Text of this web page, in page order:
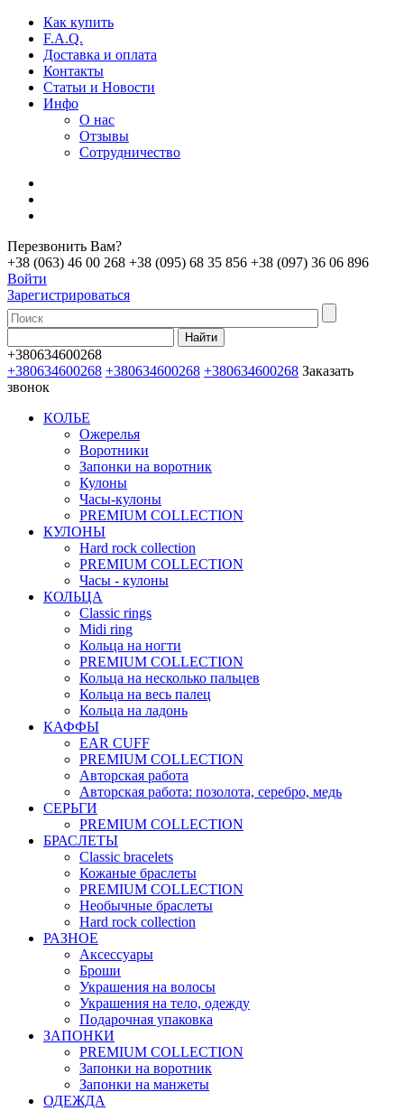
Как купить
F.A.Q.
Доставка и оплата
Контакты
Статьи и Новости
Инфо
О нас
Отзывы
Сотрудничество
Перезвонить Вам?
+38 (063) 46 00 268 +38 (095) 68 35 856 +38 (097) 36 06 896
Войти
Зарегистрироваться
+380634600268
+380634600268 +380634600268 +380634600268 Заказать
звонок
КОЛЬЕ
Ожерелья
Воротники
Запонки на воротник
Кулоны
Часы-кулоны
PREMIUM COLLECTION
КУЛОНЫ
Hard rock collection
PREMIUM COLLECTION
Часы - кулоны
КОЛЬЦА
Classic rings
Midi ring
Кольца на ногти
PREMIUM COLLECTION
Кольца на несколько пальцев
Кольца на весь палец
Кольца на ладонь
КАФФЫ
EAR CUFF
PREMIUM COLLECTION
Авторская работа
Авторская работа: позолота, серебро, медь
СЕРЬГИ
PREMIUM COLLECTION
БРАСЛЕТЫ
Classic bracelets
Кожаные браслеты
PREMIUM COLLECTION
Необычные браслеты
Hard rock collection
РАЗНОЕ
Аксессуары
Броши
Украшения на волосы
Украшения на тело, одежду
Подарочная упаковка
ЗАПОНКИ
PREMIUM COLLECTION
Запонки на воротник
Запонки на манжеты
ОДЕЖДА